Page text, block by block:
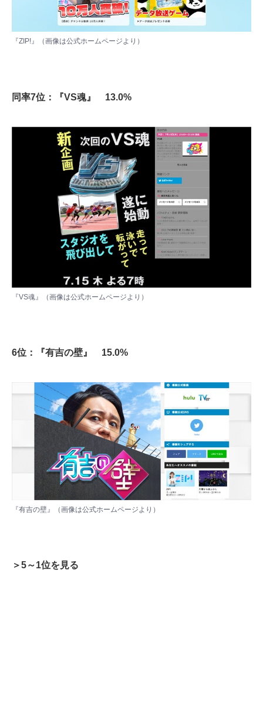
『ZIP!』（画像は公式ホームページより）
同率7位：『VS魂』 13.0%
『VS魂』（画像は公式ホームページ より）
6位：『有吉の壁』 15.0%
『有吉の壁』（画像は公式ホームページ より）
＞5～1位を見る